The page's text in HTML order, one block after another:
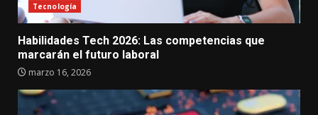
Tecnología
Habilidades Tech 2026: Las competencias que
marcarán el futuro laboral
marzo 16, 2026